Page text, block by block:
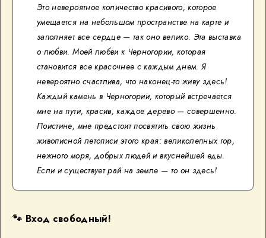
Это невероятное количество красивого, которое
умещается на небольшом пространстве на карте и
заполняет все сердце — так оно велико. Эта выставка
о любви. Моей любви к Черногории, которая
становится все красочнее с каждым днем. Я
невероятно счастлива, что наконец-то живу здесь!
Каждый камень в Черногории, который встречается
мне на пути, красив, каждое дерево — совершенно.
Поистине, мне предстоит посвятить свою жизнь
живописной летописи этого края: великолепных гор,
нежного моря, добрых людей и вкуснейшей еды.
Если и существует рай на земле — то он здесь!
🐾 Вход свободный!